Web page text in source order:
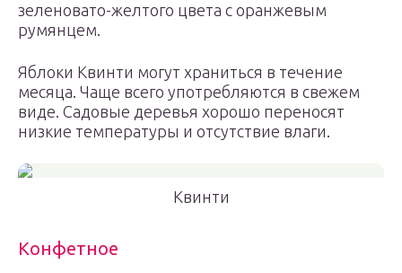
зеленовато-желтого цвета с оранжевым
румянцем.
Яблоки Квинти могут храниться в течение
месяца. Чаще всего употребляются в свежем
виде. Садовые деревья хорошо переносят
низкие температуры и отсутствие влаги.
Квинти
Конфетное